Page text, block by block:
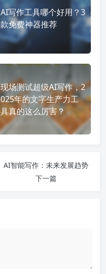
AI写作工具哪个好用？3
款免费神器推荐
现场测试超级AI写作，2
025年的文字生产力工
具真的这么厉害？
AI智能写作：未来发展趋势
下一篇